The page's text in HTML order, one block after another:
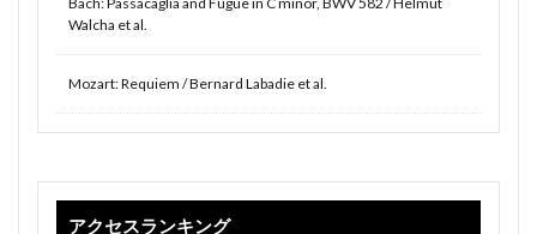
Walcha et al.
Mozart: Requiem / Bernard Labadie et al.
アクセスランキング